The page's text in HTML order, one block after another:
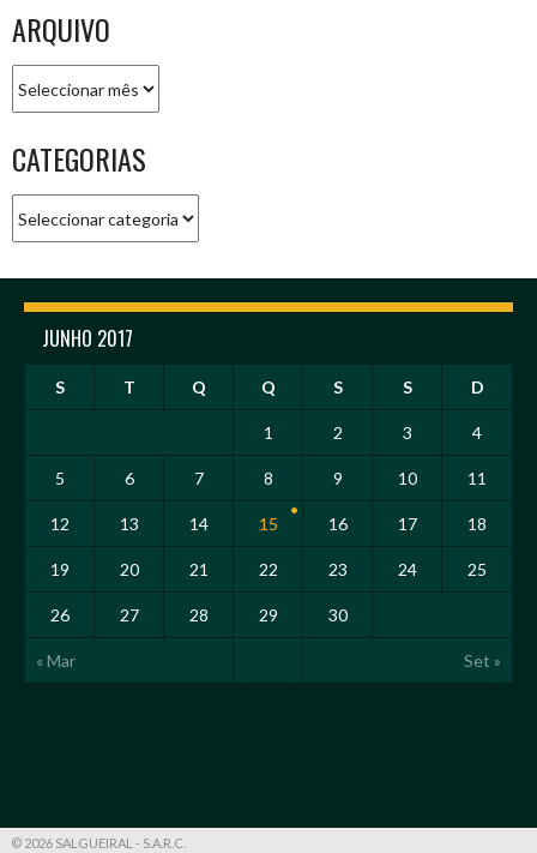
ARQUIVO
CATEGORIAS
JUNHO 2017
S T Q Q S S D
« Mar Set »
1 2 3 4
5 6 7 8 9 10 11
12 13 14 15 16 17 18
19 20 21 22 23 24 25
26 27 28 29 30
© 2026 SALGUEIRAL - S.A.R.C.